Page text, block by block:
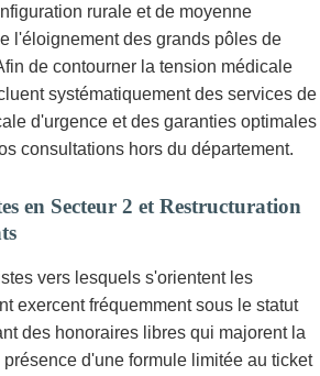
rurale et de moyenne
l'éloignement des grands pôles de
de contourner la tension médicale
systématiquement des services de
d'urgence et des garanties optimales
consultations hors du département.
en Secteur 2 et Restructuration
vers lesquels s'orientent les
exercent fréquemment sous le statut
des honoraires libres qui majorent la
d'une formule limitée au ticket